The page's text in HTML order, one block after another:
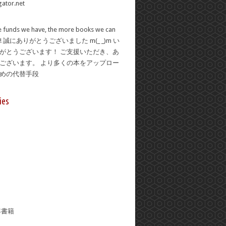
funds we have, the more books we can
誠にありがとうございました m(_ _)m い
とうございます！ ご支援いただき、あ
ざいます。 より多くの本をアップロー
の代替手段
籍